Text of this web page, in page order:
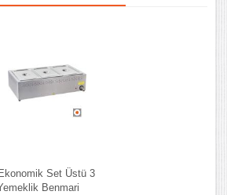
Set Üstü 3
Benmari